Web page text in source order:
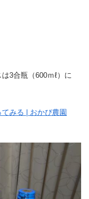
3合瓶（600ｍℓ）に
みる | おかぴ農園